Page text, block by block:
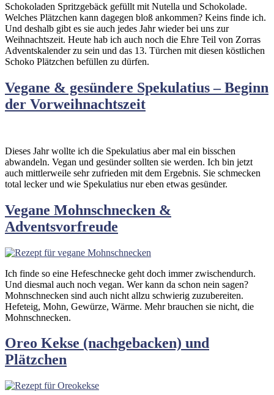
Schokoladen Spritzgebäck gefüllt mit Nutella und Schokolade.
Welches Plätzchen kann dagegen bloß ankommen? Keins finde ich.
Und deshalb gibt es sie auch jedes Jahr wieder bei uns zur
Weihnachtszeit. Heute hab ich auch noch die Ehre Teil von Zorras
Adventskalender zu sein und das 13. Türchen mit diesen köstlichen
Schoko Plätzchen befüllen zu dürfen.
Vegane & gesündere Spekulatius – Beginn
der Vorweihnachtszeit
Dieses Jahr wollte ich die Spekulatius aber mal ein bisschen
abwandeln. Vegan und gesünder sollten sie werden. Ich bin jetzt
auch mittlerweile sehr zufrieden mit dem Ergebnis. Sie schmecken
total lecker und wie Spekulatius nur eben etwas gesünder.
Vegane Mohnschnecken &
Adventsvorfreude
Ich finde so eine Hefeschnecke geht doch immer zwischendurch.
Und diesmal auch noch vegan. Wer kann da schon nein sagen?
Mohnschnecken sind auch nicht allzu schwierig zuzubereiten.
Hefeteig, Mohn, Gewürze, Wärme. Mehr brauchen sie nicht, die
Mohnschnecken.
Oreo Kekse (nachgebacken) und
Plätzchen